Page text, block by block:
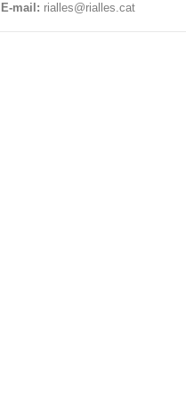
E-mail: rialles@rialles.cat